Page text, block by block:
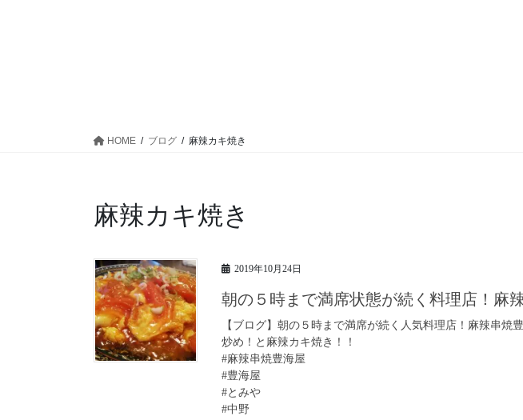
HOME ブログ 麻辣カキ焼き
麻辣カキ焼き
2019年10月24日
朝の５時まで満席状態が続く料理店！麻
【ブログ】朝の５時まで満席が続く人気料理店！麻辣串焼
炒め！と麻辣カキ焼き！！
#麻辣串焼豊海屋
#豊海屋
#とみや
#中野